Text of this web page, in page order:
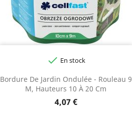
Bordure De Jardin Ondulée - Rouleau 9
M, Hauteurs 10 À 20 Cm
Prix
4,07 €
 En stock
Noir Marron Vert
Vert
foncé